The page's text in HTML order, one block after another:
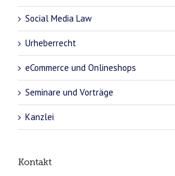
Social Media Law
Urheberrecht
eCommerce und Onlineshops
Seminare und Vorträge
Kanzlei
Kontakt